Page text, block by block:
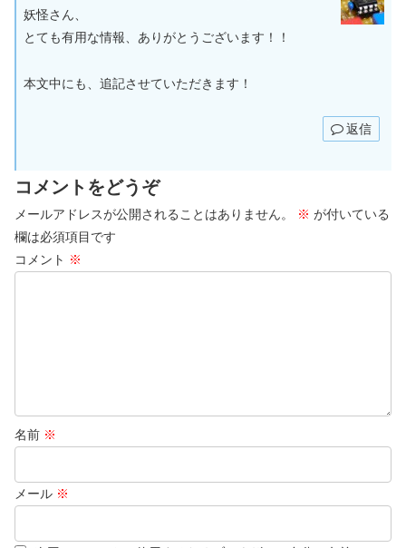
妖怪さん、
とても有用な情報、ありがとうございます！！
本文中にも、追記させていただきます！
返信
コメントをどうぞ
メールアドレスが公開されることはありません。 ※ が付いている
欄は必須項目です
コメント ※
名前 ※
メール ※